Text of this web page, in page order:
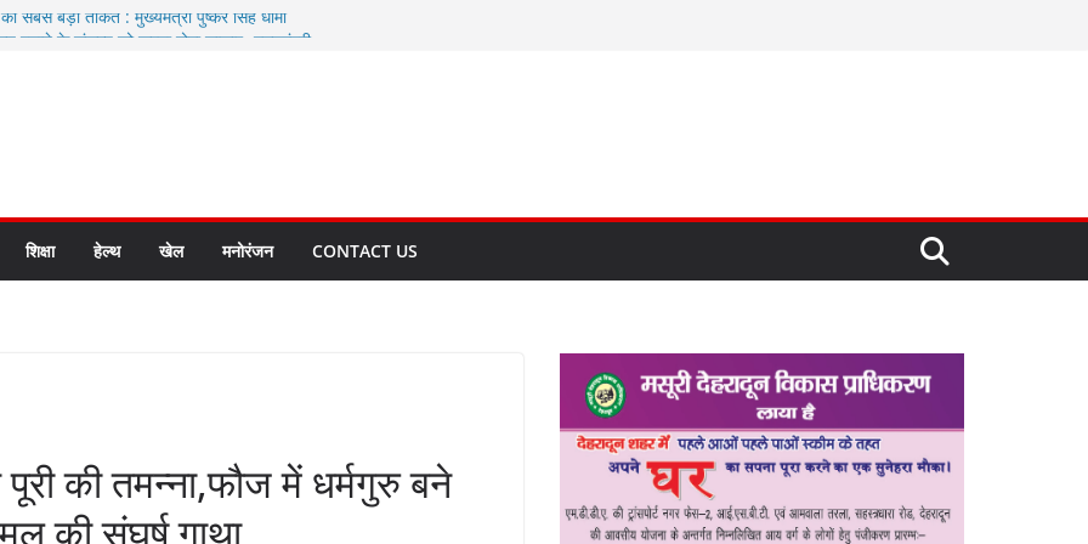
सबसे बड़ी ताकत : मुख्यमंत्री पुष्कर सिंह धामी
मंत्री सुबोध उनियाल व विधायक किशोर
के लिए अल्मोड़ा की गर्विता भाकुनी का
मित्र कैडेट्स का हुआ है चयन
शिक्षा हेल्थ खेल मनोरंजन CONTACT US
की तमन्ना,फौज में धर्मगुरु बने
की संघर्ष गाथा